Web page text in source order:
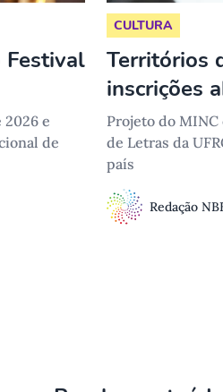
Festival
2026 e
de
CULTURA
Territórios
inscrições
Projeto do
de Letras da
país
Redação